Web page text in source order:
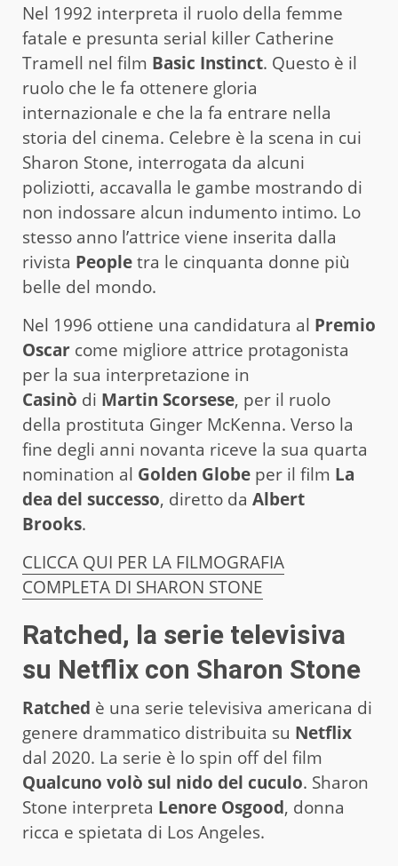
Nel 1992 interpreta il ruolo della femme
fatale e presunta serial killer Catherine
Tramell nel film Basic Instinct. Questo è il
ruolo che le fa ottenere gloria
internazionale e che la fa entrare nella
storia del cinema. Celebre è la scena in cui
Sharon Stone, interrogata da alcuni
poliziotti, accavalla le gambe mostrando di
non indossare alcun indumento intimo. Lo
stesso anno l’attrice viene inserita dalla
rivista Peopletra le cinquanta donne più
belle del mondo.
Nel 1996 ottiene una candidatura al Premio
Oscar come migliore attrice protagonista
per la sua interpretazione in
Casinò di Martin Scorsese, per il ruolo
della prostituta Ginger McKenna. Verso la
fine degli anni novanta riceve la sua quarta
nomination al Golden Globe per il film La
dea del successo, diretto da Albert
Brooks.
CLICCA QUI PER LA FILMOGRAFIA
COMPLETA DI SHARON STONE
Ratched, la serie televisiva
su Netflix con Sharon Stone
Ratched è una serie televisiva americana di
genere drammatico distribuita su Netflix
dal 2020. La serie è lo spin off del film
Qualcuno volò sul nido del cuculo. Sharon
Stone interpreta Lenore Osgood, donna
ricca e spietata di Los Angeles.